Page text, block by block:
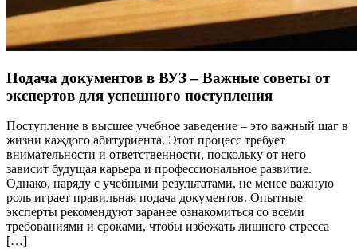
Подача документов в ВУЗ – Важные советы от
экспертов для успешного поступления
Поступление в высшее учебное заведение – это важный шаг в
жизни каждого абитуриента. Этот процесс требует
внимательности и ответственности, поскольку от него
зависит будущая карьера и профессиональное развитие.
Однако, наряду с учебными результатами, не менее важную
роль играет правильная подача документов. Опытные
эксперты рекомендуют заранее ознакомиться со всеми
требованиями и сроками, чтобы избежать лишнего стресса
[…]